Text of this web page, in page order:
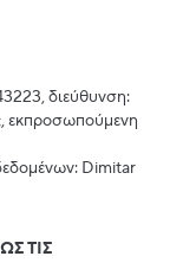
διεύθυνση:
εκπροσωπούμενη
Dimitar
ΤΙΣ